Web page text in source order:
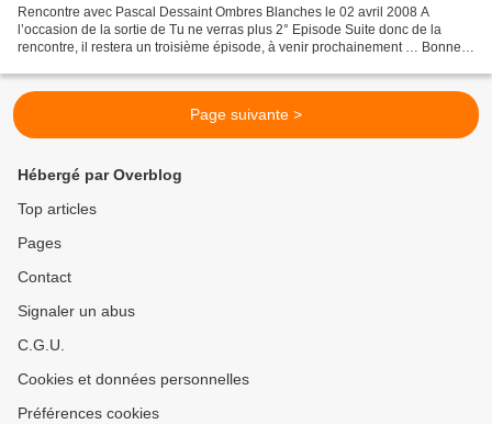
Rencontre avec Pascal Dessaint Ombres Blanches le 02 avril 2008 A
l’occasion de la sortie de Tu ne verras plus 2° Episode Suite donc de la
rencontre, il restera un troisième épisode, à venir prochainement … Bonne
Page suivante >
Hébergé par Overblog
Top articles
Pages
Contact
Signaler un abus
C.G.U.
Cookies et données personnelles
Préférences cookies